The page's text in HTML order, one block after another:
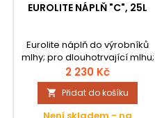
EUROLITE NÁPLŇ "C", 25L
Eurolite náplň do výrobníků
mlhy; pro dlouhotrvající mlhu;
objem 25l.
2 230 Kč
 Přidat do košíku